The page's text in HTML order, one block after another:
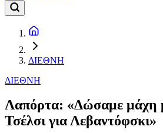
ΔΙΕΘΝΗ
ΔΙΕΘΝΗ
Λαπόρτα: «Δώσαμε μάχη
Τσέλσι για Λεβαντόφσκι»